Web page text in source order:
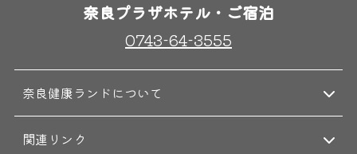
奈良プラザホテル・ご宿泊
0743-64-3555
奈良健康ランドについて
関連リンク